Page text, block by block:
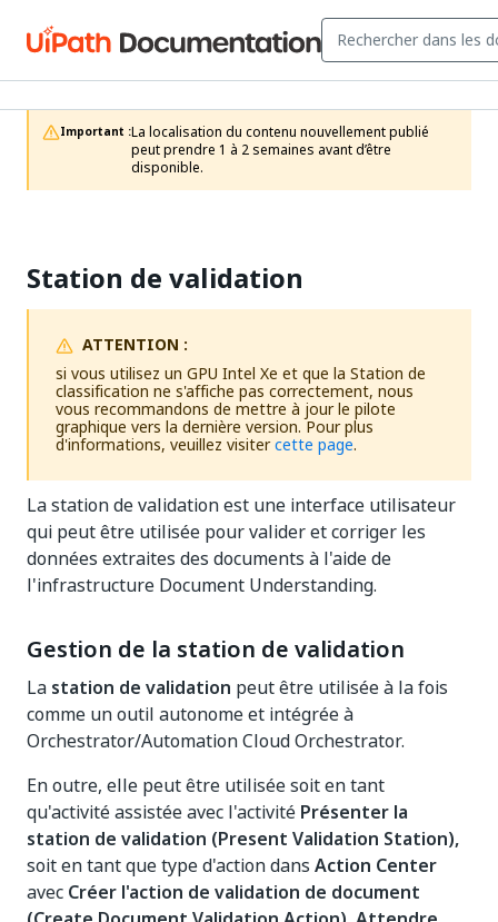
Important :La localisation du contenu nouvellement publié
peut prendre 1 à 2 semaines avant d’être
disponible.
Station de validation
ATTENTION :
si vous utilisez un GPU Intel Xe et que la Station de
classification ne s'affiche pas correctement, nous
vous recommandons de mettre à jour le pilote
graphique vers la dernière version. Pour plus
d'informations, veuillez visitercette page.
La station de validation est une interface utilisateur
qui peut être utilisée pour valider et corriger les
données extraites des documents à l'aide de
l'infrastructure Document Understanding.
Gestion de la station de validation
La station de validation peut être utilisée à la fois
comme un outil autonome et intégrée à
Orchestrator/Automation Cloud Orchestrator.
En outre, elle peut être utilisée soit en tant
qu'activité assistée avec l'activité Présenter la
station de validation (Present Validation Station),
soit en tant que type d'action dans Action Center
avec Créer l'action de validation de document